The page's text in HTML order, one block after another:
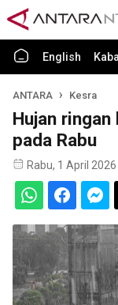
English
ANTARA Kesra
Hujan
pada Rabu
Rabu, 1 April